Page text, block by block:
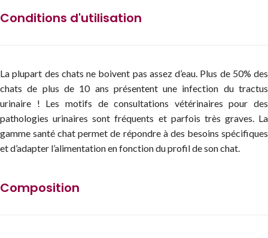
Conditions d'utilisation
La plupart des chats ne boivent pas assez d’eau. Plus de 50% des
chats de plus de 10 ans présentent une infection du tractus
urinaire ! Les motifs de consultations vétérinaires pour des
pathologies urinaires sont fréquents et parfois très graves. La
gamme santé chat permet de répondre à des besoins spécifiques
et d’adapter l’alimentation en fonction du profil de son chat.
Composition